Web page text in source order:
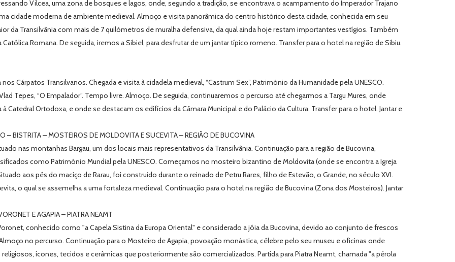
Vilcea, uma zona de bosques e lagos, onde, segundo a tradição, se encontrava o acampamento do Imperador Trajano
cidade moderna de ambiente medieval. Almoço e visita panorâmica do centro histórico desta cidade, conhecida em seu
da Transilvânia com mais de 7 quilómetros de muralha defensiva, da qual ainda hoje restam importantes vestígios. Também
Romana. De seguida, iremos a Sibiel, para desfrutar de um jantar típico romeno. Transfer para o hotel na região de Sibiu.
Cárpatos Transilvanos. Chegada e visita à cidadela medieval, “Castrum Sex”, Património da Humanidade pela UNESCO.
Tepes, “O Empalador”. Tempo livre. Almoço. De seguida, continuaremos o percurso até chegarmos a Targu Mures, onde
Ortodoxa, e onde se destacam os edifícios da Câmara Municipal e do Palácio da Cultura. Transfer para o hotel. Jantar e
– MOSTEIROS DE MOLDOVITA E SUCEVITA – REGIÃO DE BUCOVINA
nas montanhas Bargau, um dos locais mais representativos da Transilvânia. Continuação para a região de Bucovina,
como Património Mundial pela UNESCO. Começamos no mosteiro bizantino de Moldovita (onde se encontra a Igreja
aos pés do maciço de Rarau, foi construído durante o reinado de Petru Rares, filho de Estevão, o Grande, no século XVI.
o qual se assemelha a uma fortaleza medieval. Continuação para o hotel na região de Bucovina (Zona dos Mosteiros). Jantar
E AGAPIA – PIATRA NEAMT
conhecido como "a Capela Sistina da Europa Oriental" e considerado a jóia da Bucovina, devido ao conjunto de frescos
no percurso. Continuação para o Mosteiro de Agapia, povoação monástica, célebre pelo seu museu e oficinas onde
ícones, tecidos e cerâmicas que posteriormente são comercializados. Partida para Piatra Neamt, chamada "a pérola